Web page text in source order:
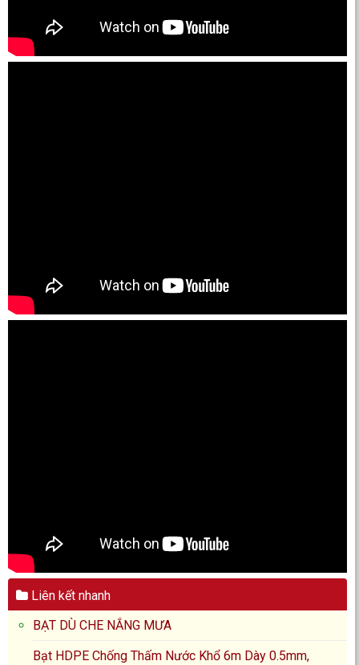
Liên kết nhanh
BẠT DÙ CHE NẮNG MƯA
Bạt HDPE Chống Thấm Nước Khổ 6m Dày 0.5mm,